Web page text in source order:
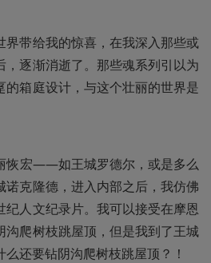
界带给我的惊喜，在我深入那些或
，逐渐消逝了。那些魂系列引以为
的箱庭设计，与这个壮丽的世界是
恢宏——如王城罗德尔，或是多么
克隆德，进入内部之后，我仿佛
纪人文纪录片。我可以接受在摩恩
沟爬树枝跳屋顶，但是我到了王城
还要钻阴沟爬树枝跳屋顶？！